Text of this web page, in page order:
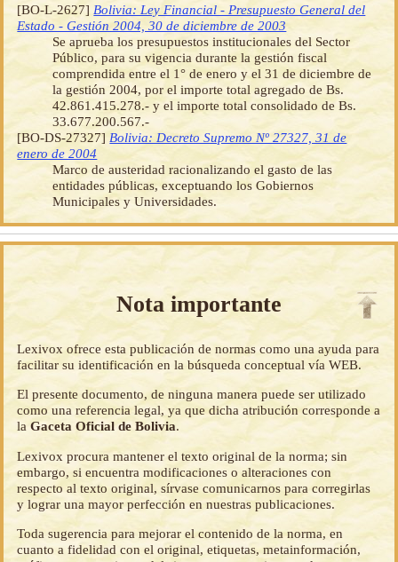
[BO-L-2627] Bolivia: Ley Financial - Presupuesto General del
Estado - Gestión 2004, 30 de diciembre de 2003
Se aprueba los presupuestos institucionales del Sector
Público, para su vigencia durante la gestión fiscal
comprendida entre el 1° de enero y el 31 de diciembre de
la gestión 2004, por el importe total agregado de Bs.
42.861.415.278.- y el importe total consolidado de Bs.
33.677.200.567.-
[BO-DS-27327] Bolivia: Decreto Supremo Nº 27327, 31 de
enero de 2004
Marco de austeridad racionalizando el gasto de las
entidades públicas, exceptuando los Gobiernos
Municipales y Universidades.
Nota importante
Lexivox ofrece esta publicación de normas como una ayuda para
facilitar su identificación en la búsqueda conceptual vía WEB.
El presente documento, de ninguna manera puede ser utilizado
como una referencia legal, ya que dicha atribución corresponde a
laGaceta Oficial de Bolivia.
Lexivox procura mantener el texto original de la norma; sin
embargo, si encuentra modificaciones o alteraciones con
respecto al texto original, sírvase comunicarnos para corregirlas
y lograr una mayor perfección en nuestras publicaciones.
Toda sugerencia para mejorar el contenido de la norma, en
cuanto a fidelidad con el original, etiquetas, metainformación,